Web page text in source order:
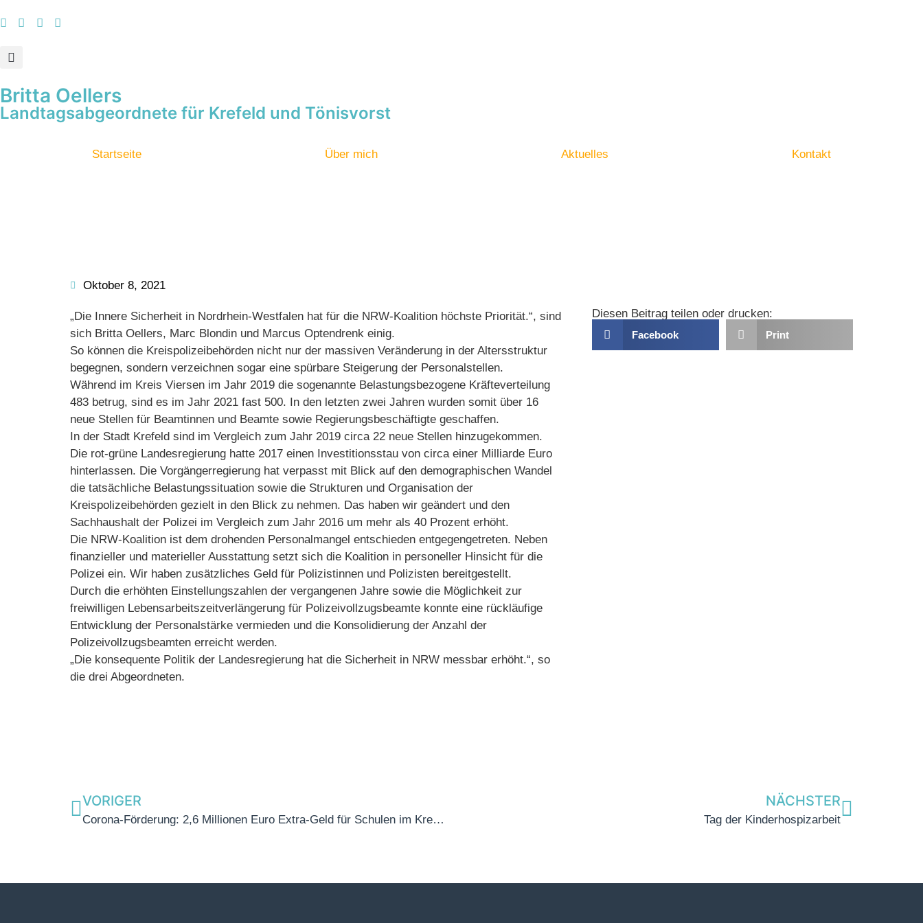
Britta Oellers
Landtagsabgeordnete für Krefeld und Tönisvorst
Startseite Über mich Aktuelles Kontakt
Oktober 8, 2021
„Die Innere Sicherheit in Nordrhein-Westfalen hat für die NRW-Koalition höchste Priorität.“, sind
sich Britta Oellers, Marc Blondin und Marcus Optendrenk einig.
So können die Kreispolizeibehörden nicht nur der massiven Veränderung in der Altersstruktur
begegnen, sondern verzeichnen sogar eine spürbare Steigerung der Personalstellen.
Während im Kreis Viersen im Jahr 2019 die sogenannte Belastungsbezogene Kräfteverteilung
483 betrug, sind es im Jahr 2021 fast 500. In den letzten zwei Jahren wurden somit über 16
neue Stellen für Beamtinnen und Beamte sowie Regierungsbeschäftigte geschaffen.
In der Stadt Krefeld sind im Vergleich zum Jahr 2019 circa 22 neue Stellen hinzugekommen.
Die rot-grüne Landesregierung hatte 2017 einen Investitionsstau von circa einer Milliarde Euro
hinterlassen. Die Vorgängerregierung hat verpasst mit Blick auf den demographischen Wandel
die tatsächliche Belastungssituation sowie die Strukturen und Organisation der
Kreispolizeibehörden gezielt in den Blick zu nehmen. Das haben wir geändert und den
Sachhaushalt der Polizei im Vergleich zum Jahr 2016 um mehr als 40 Prozent erhöht.
Die NRW-Koalition ist dem drohenden Personalmangel entschieden entgegengetreten. Neben
finanzieller und materieller Ausstattung setzt sich die Koalition in personeller Hinsicht für die
Polizei ein. Wir haben zusätzliches Geld für Polizistinnen und Polizisten bereitgestellt.
Durch die erhöhten Einstellungszahlen der vergangenen Jahre sowie die Möglichkeit zur
freiwilligen Lebensarbeitszeitverlängerung für Polizeivollzugsbeamte konnte eine rückläufige
Entwicklung der Personalstärke vermieden und die Konsolidierung der Anzahl der
Polizeivollzugsbeamten erreicht werden.
„Die konsequente Politik der Landesregierung hat die Sicherheit in NRW messbar erhöht.“, so
die drei Abgeordneten.
Diesen Beitrag teilen oder drucken:
Facebook Print
VORIGER
Corona-Förderung: 2,6 Millionen Euro Extra-Geld für Schulen im Kreis Viersen
NÄCHSTER
Tag der Kinderhospizarbeit